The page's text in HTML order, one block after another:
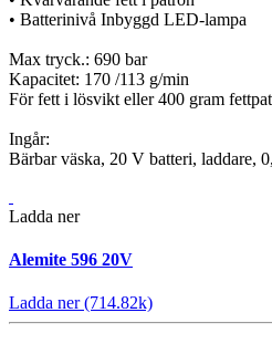
• Batterinivå Inbyggd LED-lampa
Max tryck.: 690 bar
Kapacitet: 170 /113 g/min
För fett i lösvikt eller 400 gram
Ingår:
Bärbar väska, 20 V batteri, laddare,
Ladda ner
Alemite 596 20V
Ladda ner (714.82k)